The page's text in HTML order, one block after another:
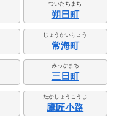
ついたちまち
朔日町
じょうかいちょう
常海町
みっかまち
三日町
たかしょうこうじ
鷹匠小路